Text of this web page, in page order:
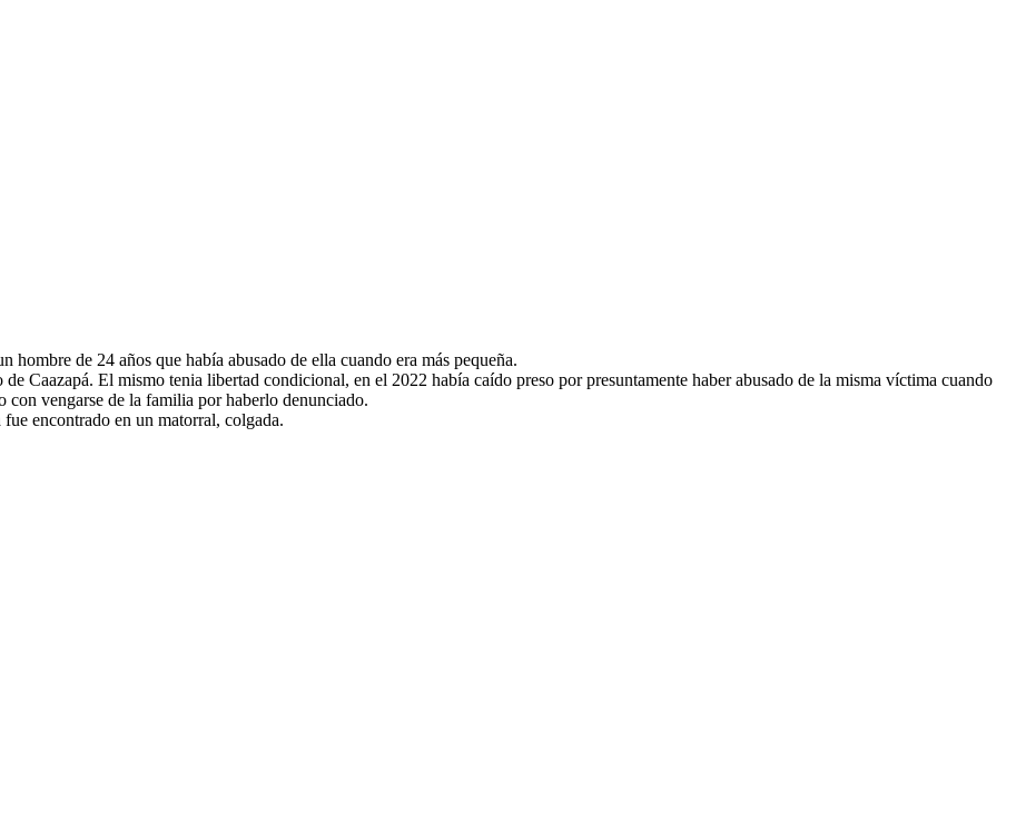
de 24 años que había abusado de ella cuando era más pequeña.
Caazapá. El mismo tenia libertad condicional, en el 2022 había caído preso por presuntamente haber abusado de la misma víctima cuando
con vengarse de la familia por haberlo denunciado.
encontrado en un matorral, colgada.